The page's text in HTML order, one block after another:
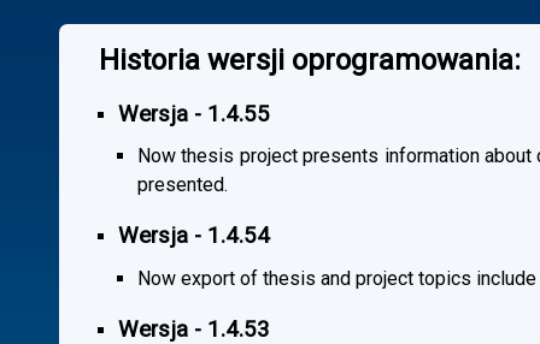
Historia wersji oprogramowania:
Wersja - 1.4.55
Now thesis project presents information
presented.
Wersja - 1.4.54
Now export of thesis and project topics
Wersja - 1.4.53